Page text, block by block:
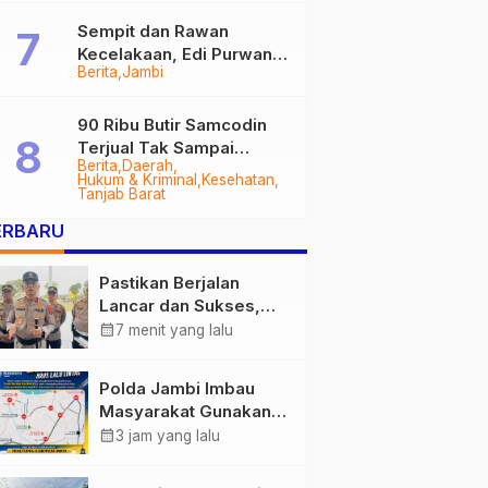
Berita Jambi
Sempit dan Rawan
Kecelakaan, Edi Purwanto
Targetkan Jalan Lintas
2028
Berita Daerah
Hukum & Kriminal
Kesehatan
Tanjab Barat
90 Ribu Butir Samcodin
Terjual Tak Sampai
Setahun, Indra Safari
Desak Audit Menyeluruh
Pastikan Berjalan
Lancar dan Sukses,
Polda Jambi Siapkan
1.448 Personel Kawal
Presisi Merdeka Run
calendar_month7 menit yang lalu
Polda Jambi Imbau
Masyarakat Gunakan
Jalur Alternatif Selama
calendar_month3 jam yang lalu